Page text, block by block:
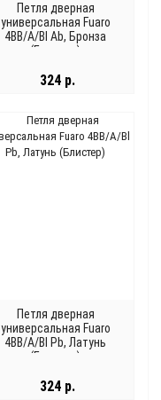
Петля дверная
универсальная Fuaro
4BB/A/Bl Ab, Бронза
(Блистер)
324 р.
Петля дверная
универсальная Fuaro
4BB/A/Bl Pb, Латунь
(Блистер)
324 р.